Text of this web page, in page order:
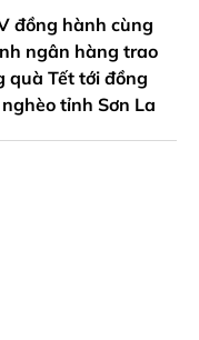
đồng hành cùng
ngân hàng trao
quà Tết tới đồng
tỉnh Sơn La